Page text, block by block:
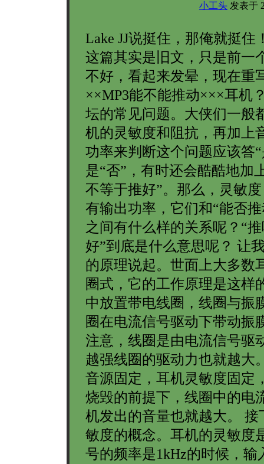
小工头 发表于
Lake JJ说挺住，那俺就挺住
这篇其实是旧文，只是前一
不好，看起来发晕，现在重
××MP3能不能推动×××耳机
坛的常见问题。大侠们一般
机的灵敏度和阻抗，再加上
功率来判断这个问题应该答
是“否”，有时还会酷酷地加
不等于推好”。那么，灵敏
有输出功率，它们和“能否
之间有什么样的关系呢？“
好”到底是什么意思呢？ 让
的原理说起。世面上大多数
圈式，它的工作原理是这样
中放置带电线圈，线圈与振
圈在电流信号驱动下带动振
注意，线圈是由电流信号驱
越强线圈的驱动力也就越大
音源固定，耳机灵敏度固定
烧毁的前提下，线圈中的电
机发出的音量也就越大。 接
敏度的概念。耳机的灵敏度
号的频率是1kHz的时候，输